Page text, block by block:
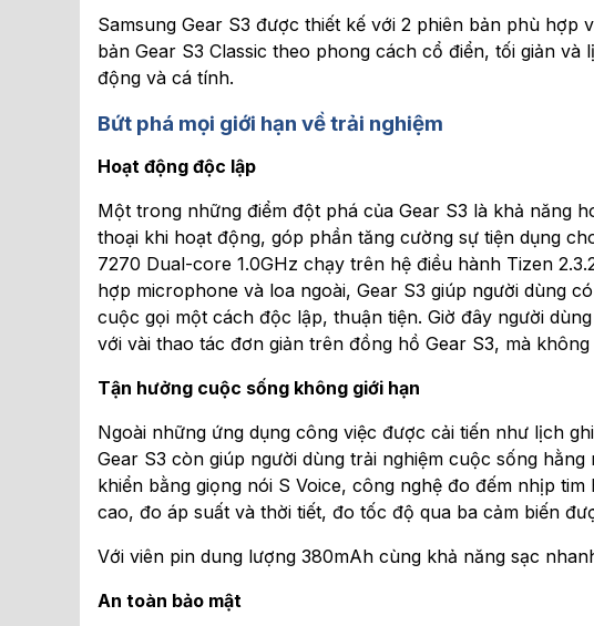
Samsung Gear S3 được thiết kế với 2 phiên bản phù
bản Gear S3 Classic theo phong cách cổ điển, tối giản
động và cá tính.
Bứt phá mọi giới hạn về trải nghiệm
Hoạt động độc lập
Một trong những điểm đột phá của Gear S3 là khả năng
thoại khi hoạt động, góp phần tăng cường sự tiện dụng
7270 Dual-core 1.0GHz chạy trên hệ điều hành Tizen
hợp microphone và loa ngoài, Gear S3 giúp người dùng
cuộc gọi một cách độc lập, thuận tiện. Giờ đây người
với vài thao tác đơn giản trên đồng hồ Gear S3, mà
Tận hưởng cuộc sống không giới hạn
Ngoài những ứng dụng công việc được cải tiến như lịch
Gear S3 còn giúp người dùng trải nghiệm cuộc sống
khiển bằng giọng nói S Voice, công nghệ đo đếm nhịp
cao, đo áp suất và thời tiết, đo tốc độ qua ba cảm biến
Với viên pin dung lượng 380mAh cùng khả năng sạc
An toàn bảo mật